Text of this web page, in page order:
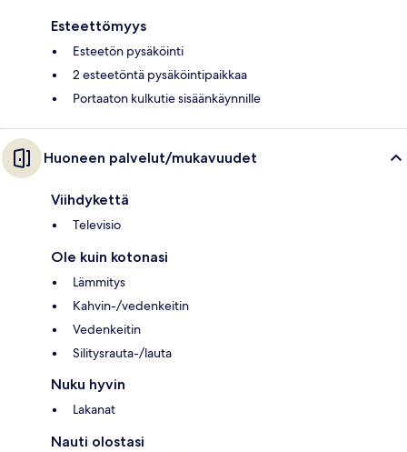
Esteettömyys
Esteetön pysäköinti
2 esteetöntä pysäköintipaikkaa
Portaaton kulkutie sisäänkäynnille
Huoneen palvelut/mukavuudet
Viihdykettä
Televisio
Ole kuin kotonasi
Lämmitys
Kahvin-/vedenkeitin
Vedenkeitin
Silitysrauta-/lauta
Nuku hyvin
Lakanat
Nauti olostasi